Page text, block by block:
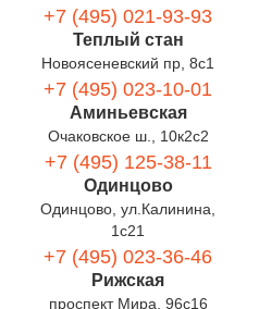
+7 (495) 021-93-93
Теплый стан
Новоясеневский пр, 8с1
+7 (495) 023-10-01
Аминьевская
Очаковское ш., 10к2с2
+7 (495) 125-38-11
Одинцово
Одинцово, ул.Калинина,
1с21
+7 (495) 023-36-46
Рижская
проспект Мира, 96с16